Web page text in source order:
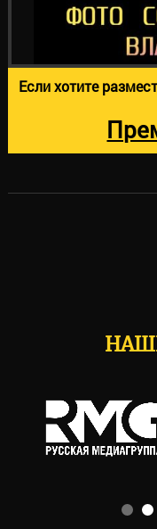
Если хотите